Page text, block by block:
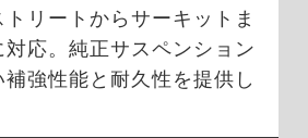
リートからサーキットま
応。純正サスペンション
強性能と耐久性を提供し